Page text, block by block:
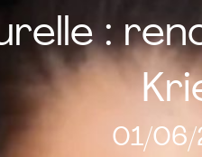
:
01/06/